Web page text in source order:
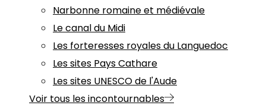
Narbonne romaine et médiévale
Le canal du Midi
Les forteresses royales du Languedoc
Les sites Pays Cathare
Les sites UNESCO de l'Aude
Voir tous les incontournables